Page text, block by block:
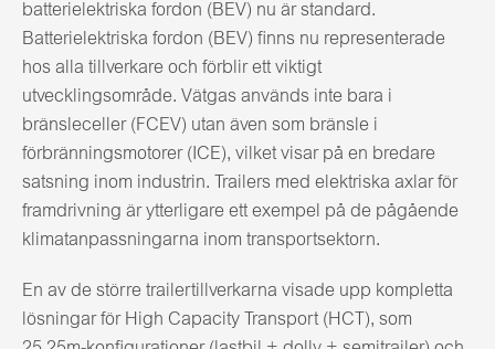
batterielektriska fordon (BEV) nu är standard.
Batterielektriska fordon (BEV) finns nu representerade
hos alla tillverkare och förblir ett viktigt
utvecklingsområde. Vätgas används inte bara i
bränsleceller (FCEV) utan även som bränsle i
förbränningsmotorer (ICE), vilket visar på en bredare
satsning inom industrin. Trailers med elektriska axlar för
framdrivning är ytterligare ett exempel på de pågående
klimatanpassningarna inom transportsektorn.
En av de större trailertillverkarna visade upp kompletta
lösningar för High Capacity Transport (HCT), som